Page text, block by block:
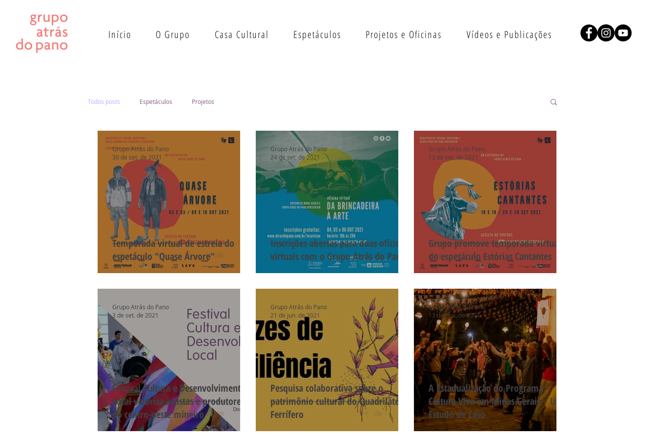
Início O Grupo Casa Cultural Espetáculos Projetos e Oficinas Vídeos e Publicações
Todos posts Espetáculos Projetos
Temporada virtual de estreia do
espetáculo "Quase Árvore"
Grupo Atrás do Pano
30 de set. de 2021
Inscrições abertas para duas oficinas
virtuais com o Grupo Atrás do Pano
Grupo Atrás do Pano
24 de set. de 2021
Grupo promove temporada virtual
do espetáculo Estórias Cantantes
Grupo Atrás do Pano
13 de set. de 2021
Festival Cultura e Desenvolvimento
Local valoriza artistas e produtores
do centro-oeste mineiro
Grupo Atrás do Pano
3 de set. de 2021
Pesquisa colaborativa sobre o
patrimônio cultural do Quadrilátero
Ferrífero
Grupo Atrás do Pano
21 de jun. de 2021
A Estadualização do Programa
Cultura Viva em Minas Gerais – Um
Estudo de Caso
Grupo Atrás do Pano
13 de mai. de 2021